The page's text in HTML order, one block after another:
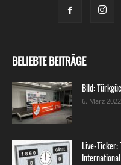
BELIEBTE BEITRÄGE
Bild:
6. März 2022
Live-Ticker: